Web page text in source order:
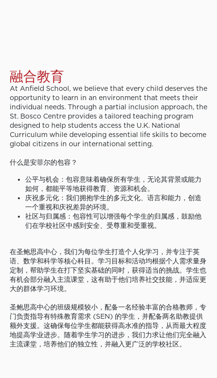
融合教育
At Anfield School, we believe that every child deserves the
opportunity to learn in an environment that meets their
individual needs. Through a partial inclusion approach, the
St. Bosco Centre provides a tailored teaching program
designed to help students access the U.K. National
Curriculum while developing essential life skills to become
global citizens in our international setting.
什么是安菲尔的包容？
公平与机会：包容意味着确保所有学生，无论其背景或能力
如何，都能平等地获得教育、资源和机会。
庆祝多元化：我们拥抱学生的多元文化、语言和能力，创造
一个重视和庆祝差异的环境。
社区与归属感：包容性可以增强每个学生的归属感，鼓励他
们在学校社区中感到安全、受尊重和受重视。
在圣鲍思高中心，我们为每位学生打造个人化学习，并专注于英
语、数学和科学等核心科目。学习目标和活动均根据个人需求量身
定制，帮助学生在打下坚实基础的同时，获得适当的挑战。学生也
有机会部分融入主流课堂，这有助于他们培养社交技能，并适应更
大的群体学习环境。
圣鲍思高中心的班级规模较小，配备一名经验丰富的合格教师，专
门负责指导有特殊教育需求 (SEN) 的学生，并配备两名助教提供
额外支援。这确保每位学生都能获得高水准的指导，从而最大程度
地提高学业进步。随着学生学习的进步，我们力求让他们完全融入
主流课堂，培养他们的独立性，并融入更广泛的学校社区。